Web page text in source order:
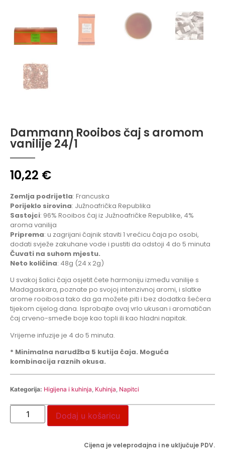
Dammann Rooibos čaj s aromom
vanilije 24/1
10,22 €
Zemlja podrijetla: Francuska
Porijeklo sirovina: Južnoafrička Republika
Sastojci: 96% Rooibos čaj iz Južnoafričke Republike, 4%
aroma vanilija
Priprema: u zagrijani čajnik staviti 1 vrećicu čaja po osobi,
dodati svježe zakuhane vode i pustiti da odstoji 4 do 5 minuta
Čuvati na suhom mjestu.
Neto količina: 48g (24 x 2g)
U svakoj šalici čaja osjetit ćete harmoniju između vanilije s
Madagaskara, poznate po svojoj intenzivnoj aromi, i slatke
arome rooibosa tako da ga možete piti i bez dodatka šećera
tijekom cijelog dana. Isprobajte ovaj vrlo ukusan i aromatičan
čaj crveno-smeđe boje kao topli ili kao hladni napitak.
Vrijeme infuzije je 4 do 5 minuta.
* Minimalna narudžba 5 kutija čaja. Moguća
kombinacija raznih okusa.
Kategorija: Higijena i kuhinja Kuhinja Napitci
Dodaj u košaricu
Cijena je veleprodajna i ne uključuje PDV.